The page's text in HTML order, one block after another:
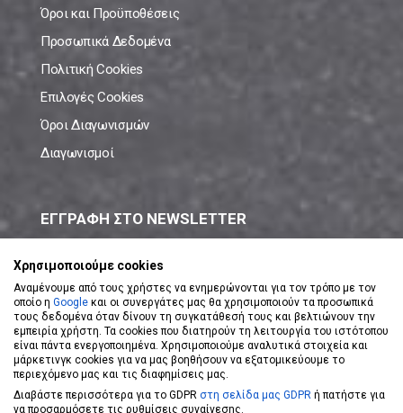
Όροι και Προϋποθέσεις
Προσωπικά Δεδομένα
Πολιτική Cookies
Επιλογές Cookies
Όροι Διαγωνισμών
Διαγωνισμοί
ΕΓΓΡΑΦΗ ΣΤΟ NEWSLETTER
ΕΓΓΡΑΦΗ ΣΤΟ NEWSLETTER
Αποδέχομαι τουςΌρους Χρήσης
Χρησιμοποιούμε cookies
Αναμένουμε από τους χρήστες να ενημερώνονται για τον τρόπο με τον
οποίο η Google και οι συνεργάτες μας θα χρησιμοποιούν τα προσωπικά
τους δεδομένα όταν δίνουν τη συγκατάθεσή τους και βελτιώνουν την
εμπειρία χρήστη. Τα cookies που διατηρούν τη λειτουργία του ιστότοπου
είναι πάντα ενεργοποιημένα. Χρησιμοποιούμε αναλυτικά στοιχεία και
μάρκετινγκ cookies για να μας βοηθήσουν να εξατομικεύουμε το
περιεχόμενο μας και τις διαφημίσεις μας.
Διαβάστε περισσότερα για το GDPR στη σελίδα μας GDPR ή πατήστε για
να προσαρμόσετε τις ρυθμίσεις συναίνεσης.